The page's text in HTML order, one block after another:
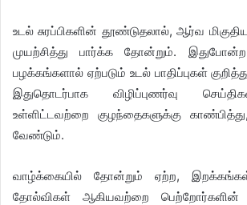
உடல் சுரப்பிகளின் தூண்டுதலால், ஆர்வ
முயற்சித்து பார்க்க தோன்றும்.
பழக்கங்களால் ஏற்படும் உடல் பாதிப்புகள்
இதுதொடர்பாக விழிப்புணர்வு
உள்ளிட்டவற்றை குழந்தைகளுக்கு
வேண்டும்.
வாழ்க்கையில் தோன்றும் ஏற்ற,
தோல்விகள் ஆகியவற்றை பெற்றோர்களின்